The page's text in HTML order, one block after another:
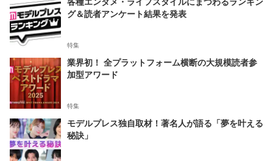
グ＆読者アンケート結果を発表
特集
業界初！ 全プラットフォーム横断の大規模読者参
加型アワード
特集
モデルプレス独自取材！著名人が語る「夢を叶える
秘訣」